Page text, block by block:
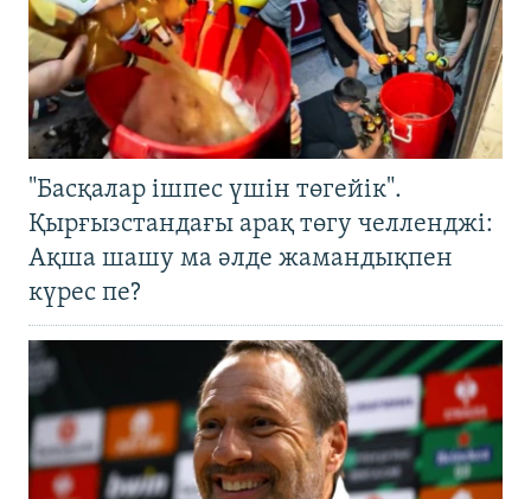
"Басқалар ішпес үшін төгейік".
Қырғызстандағы арақ төгу челленджі:
Ақша шашу ма әлде жамандықпен
күрес пе?